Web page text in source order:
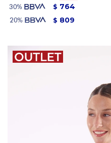
$ 764
$ 809